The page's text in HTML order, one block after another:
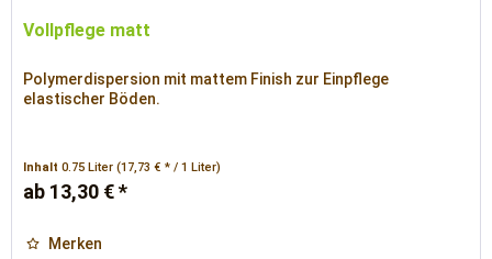
Vollpflege matt
Polymerdispersion mit mattem Finish zur Einpflege
elastischer Böden.
Inhalt0.75 Liter(17,73 € * / 1 Liter)
ab 13,30 € *
Merken